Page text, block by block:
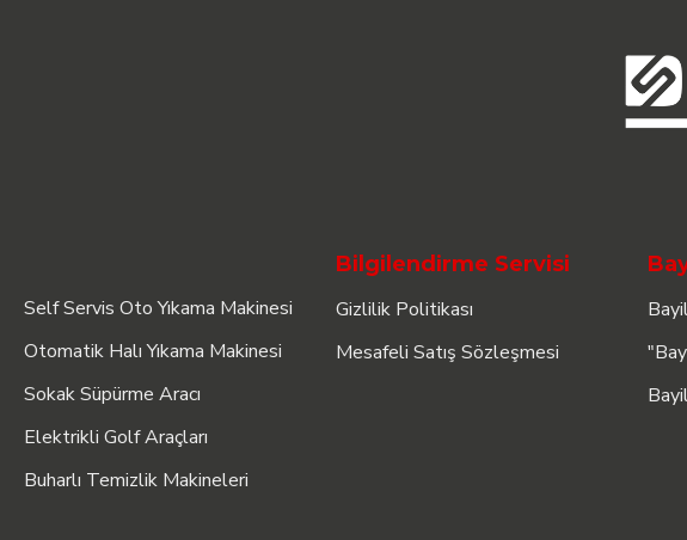
Self Servis Oto Yıkama Makinesi
Otomatik Halı Yıkama Makinesi
Sokak Süpürme Aracı
Elektrikli Golf Araçları
Buharlı Temizlik Makineleri
Bilgilendirme Servisi
Gizlilik Politikası
Mesafeli Satış Sözleşmesi